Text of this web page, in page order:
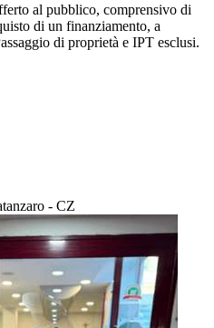
al pubblico, comprensivo di
di un finanziamento, a
di proprietà e IPT esclusi.
- CZ